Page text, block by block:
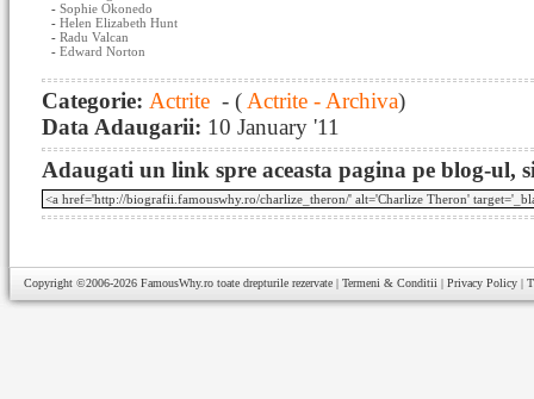
- Sophie Okonedo
- Helen Elizabeth Hunt
- Radu Valcan
- Edward Norton
Categorie: Actrite - ( Actrite - Archiva)
Data Adaugarii: 10 January '11
Adaugati un link spre aceasta pagina pe blog-ul,
Copyright ©2006-2026 FamousWhy.ro toate drepturile rezervate | Termeni & Conditii | Privacy Policy |